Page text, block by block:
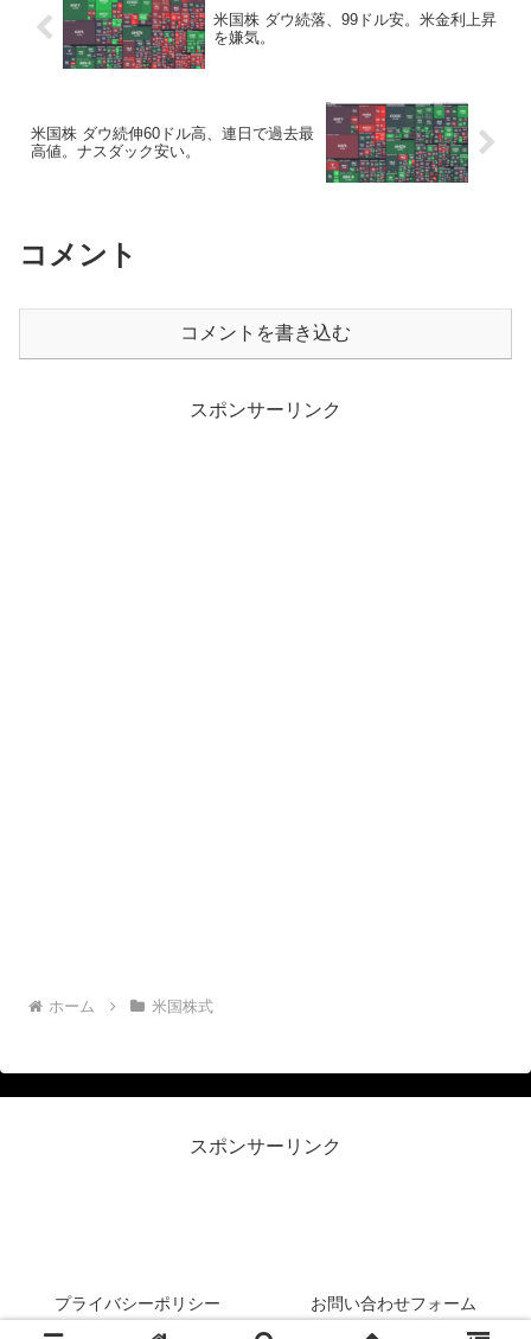
米国株 ダウ続落、99ドル安。米金利上昇
を嫌気。
米国株 ダウ続伸60ドル高、連日で過去最
高値。ナスダック安い。
コメント
コメントを書き込む
スポンサーリンク
ホーム 米国株式
スポンサーリンク
プライバシーポリシー お問い合わせフォーム